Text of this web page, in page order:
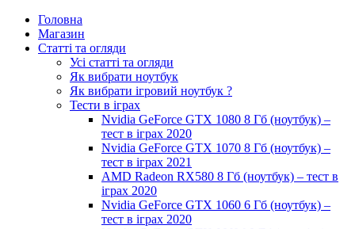
Головна
Магазин
Статті та огляди
Усі статті та огляди
Як вибрати ноутбук
Як вибрати ігровий ноутбук ?
Тести в іграх
Nvidia GeForce GTX 1080 8 Гб (ноутбук) –
тест в іграх 2020
Nvidia GeForce GTX 1070 8 Гб (ноутбук) –
тест в іграх 2021
AMD Radeon RX580 8 Гб (ноутбук) – тест в
іграх 2020
Nvidia GeForce GTX 1060 6 Гб (ноутбук) –
тест в іграх 2020